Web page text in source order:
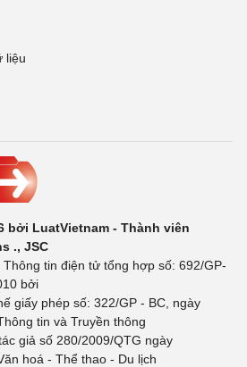
liệu
bởi LuatVietnam - Thành viên
., JSC
tin điện tử tổng hợp số: 692/GP-
bởi
giấy phép số: 322/GP - BC, ngày
tin và Truyền thông
giả số 280/2009/QTG ngày
hoá - Thể thao - Du lịch